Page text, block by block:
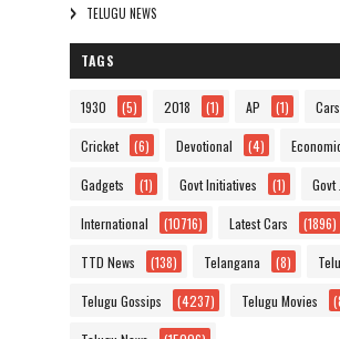
TELUGU NEWS
TAGS
1930 (5) 2018 (1) AP (1)
Cricket (6) Devotional (4)
Gadgets (1) Govt Initiatives (1) Govt
International (10716) Latest Cars (1896)
TTD News (138) Telangana (8)
Telugu Gossips (4237) Telugu Movies